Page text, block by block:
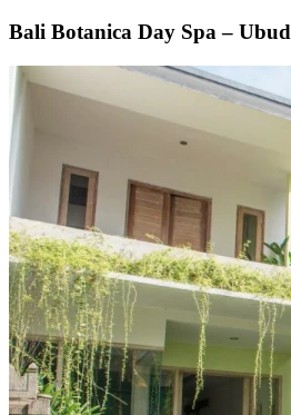
Bali Botanica Day Spa – Ubud